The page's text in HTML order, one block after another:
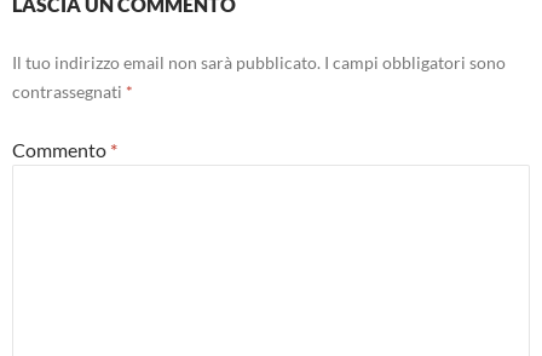
Il tuo indirizzo email non sarà pubblicato. I campi obbligatori sono
contrassegnati *
Commento *